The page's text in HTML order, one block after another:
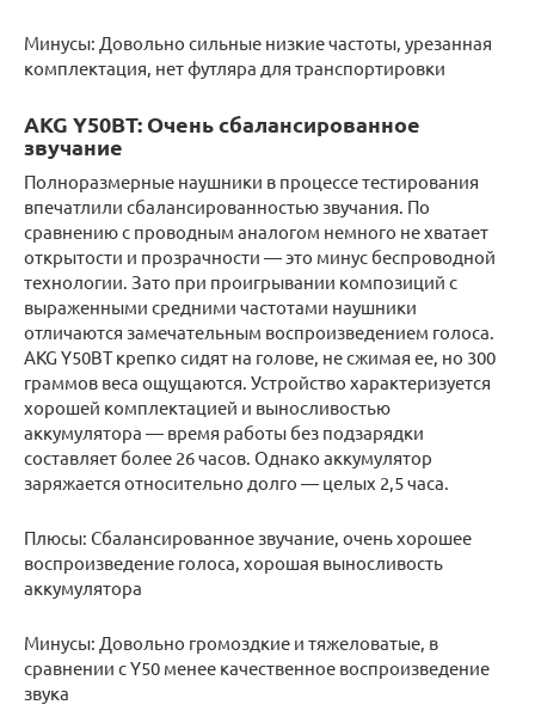
Минусы: Довольно сильные низкие частоты, урезанная
комплектация, нет футляра для транспортировки
AKG Y50BT: Очень сбалансированное
звучание
Полноразмерные наушники в процессе тестирования
впечатлили сбалансированностью звучания. По
сравнению с проводным аналогом немного не хватает
открытости и прозрачности — это минус беспроводной
технологии. Зато при проигрывании композиций с
выраженными средними частотами наушники
отличаются замечательным воспроизведением голоса.
AKG Y50BT крепко сидят на голове, не сжимая ее, но 300
граммов веса ощущаются. Устройство характеризуется
хорошей комплектацией и выносливостью
аккумулятора — время работы без подзарядки
составляет более 26 часов. Однако аккумулятор
заряжается относительно долго — целых 2,5 часа.
Плюсы: Сбалансированное звучание, очень хорошее
воспроизведение голоса, хорошая выносливость
аккумулятора
Минусы: Довольно громоздкие и тяжеловатые, в
сравнении с Y50 менее качественное воспроизведение
звука